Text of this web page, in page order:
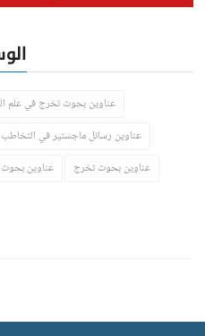
عناوين بحوث تخرج في علم
عناوين رسائل ماجستير في التخاطب
عناوين بحوث تخرج
عناوين بحوث